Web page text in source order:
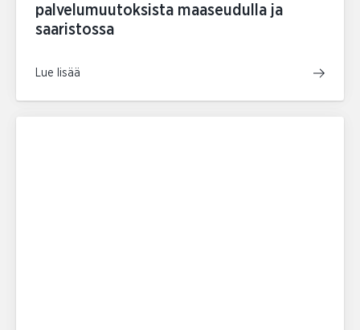
palvelumuutoksista maaseudulla ja
saaristossa
Lue lisää